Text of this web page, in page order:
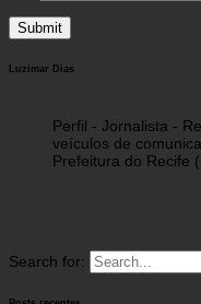
Luzimar Dias
Perfil - Jornalista -
veículos de
Prefeitura do Recife
Search for: